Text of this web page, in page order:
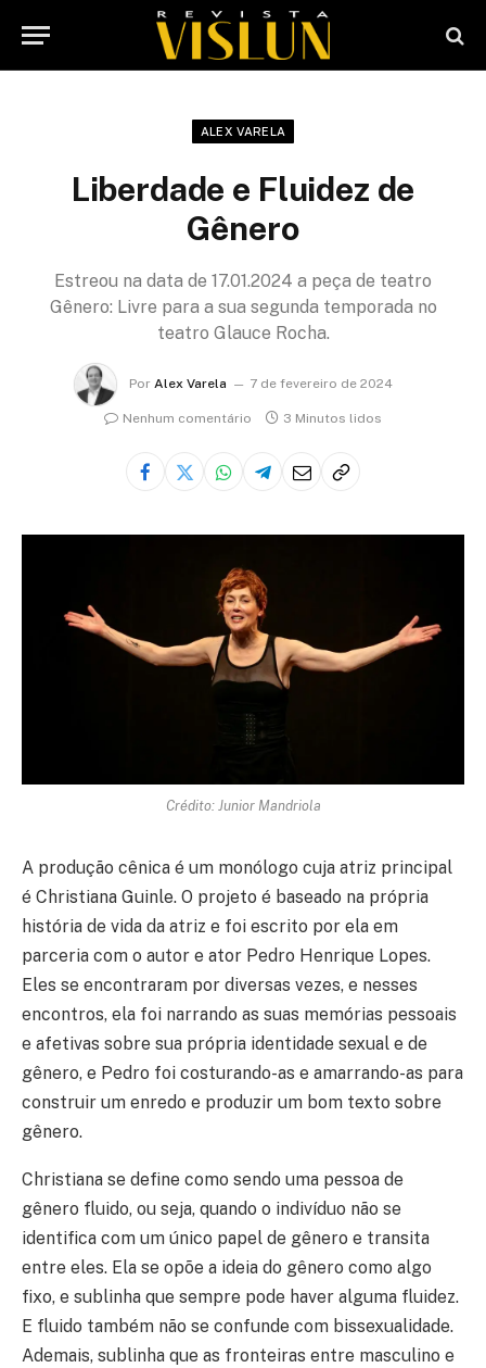
ALEX VARELA
Liberdade e Fluidez de
Gênero
Estreou na data de 17.01.2024 a peça de teatro
Gênero: Livre para a sua segunda temporada no
teatro Glauce Rocha.
Por Alex Varela 7 de fevereiro de 2024
Nenhum comentário 3 Minutos lidos
Crédito: Junior Mandriola
A produção cênica é um monólogo cuja atriz principal
é Christiana Guinle. O projeto é baseado na própria
história de vida da atriz e foi escrito por ela em
parceria com o autor e ator Pedro Henrique Lopes.
Eles se encontraram por diversas vezes, e nesses
encontros, ela foi narrando as suas memórias pessoais
e afetivas sobre sua própria identidade sexual e de
gênero, e Pedro foi costurando-as e amarrando-as para
construir um enredo e produzir um bom texto sobre
gênero.
Christiana se define como sendo uma pessoa de
gênero fluido, ou seja, quando o indivíduo não se
identifica com um único papel de gênero e transita
entre eles. Ela se opõe a ideia do gênero como algo
fixo, e sublinha que sempre pode haver alguma fluidez.
E fluido também não se confunde com bissexualidade.
Ademais, sublinha que as fronteiras entre masculino e